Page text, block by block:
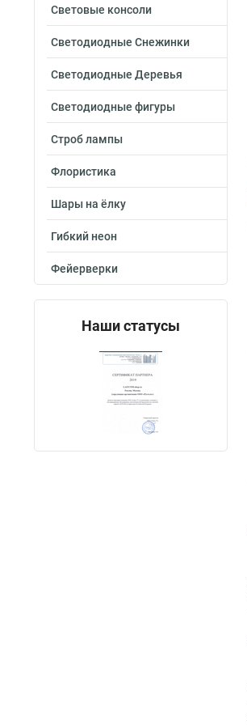
Световые консоли
Светодиодные Снежинки
Светодиодные Деревья
Светодиодные фигуры
Строб лампы
Флористика
Шары на ёлку
Гибкий неон
Фейерверки
Наши статусы